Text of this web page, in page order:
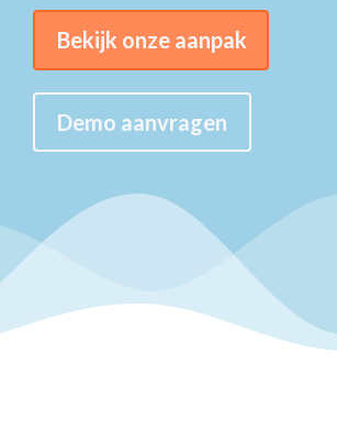
Bekijk onze aanpak
Demo aanvragen